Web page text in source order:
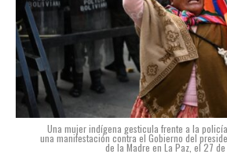
Una mujer indígena gesticula frente a la
una manifestación contra el Gobierno del
de la Madre en La Paz, el 27